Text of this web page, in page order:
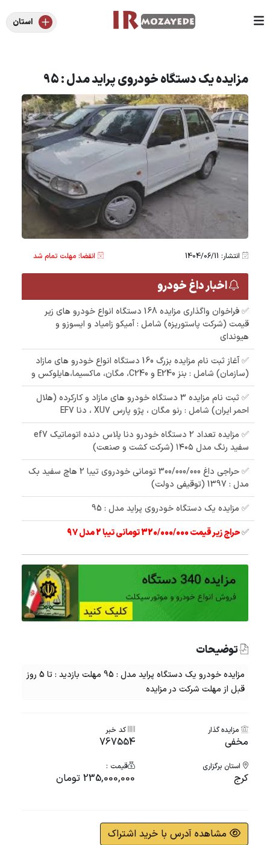
استان
مزایده یک دستگاه خودروی پراید مدل : 95
انتشار: 1404/06/11 انقضا: مهلت تمام شد
اخبار داغ خودرو
✅ فراخوان واگذاری مزایده 168 دستگاه انواع خودرو های زیر
قیمت (شرکت پاستوریزه) شامل : آمیکو زامیاد و ایسوزو و
هیوندای
✅ آغاز ثبت نام مزایده بزرگ 160 دستگاه انواع خودرو های مازاد
(سازمان) شامل : بنز E240 و C240، مگان، ماکسیما،هایلوکس و
✅ ثبت نام مزایده 3 دستگاه خودرو های مازاد و کارکرده (هلال
احمر ایران) شامل : رنو مگان ، پژو پارس XU7 ، دنا EF7
✅ مزایده تعداد 2 دستگاه خودرو دنا پلاس دنده اتوماتیک ef7
سفید رنگ مدل ۱۴۰۵ (شرکت کشت و صنعت)
✅ حراجی داغ 300/000/000 تومانی خودروی تیبا 2 هاچ سفید بک
مدل : 1397 (توقیفی دولت)
✅ مزایده یک دستگاه خودروی پراید مدل : 95
✅حراج زیر قیمت 320/000/000 تومانی تیبا 2 مدل 97
توضیحات
مزایده خودرو یک دستگاه پراید مدل : 95 مهلت بازدید : تا 5 روز
قبل از مهلت شرکت در مزایده
مزایده گذار
مخفی
کد خبر
767554
استان برگزاری
کرج
قیمت :
235,000,000 تومان
مشاهده آدرس با خرید اشتراک